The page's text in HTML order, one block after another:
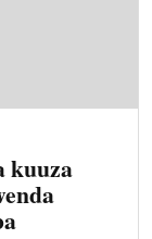
kuuza